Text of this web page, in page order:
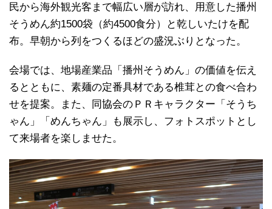
民から海外観光客まで幅広い層が訪れ、用意した播州
そうめん約1500袋（約4500食分）と乾しいたけを配
布。早朝から列をつくるほどの盛況ぶりとなった。
会場では、地場産業品「播州そうめん」の価値を伝え
るとともに、素麺の定番具材である椎茸との食べ合わ
せを提案。また、同協会のＰＲキャラクター「そうち
ゃん」「めんちゃん」も展示し、フォトスポットとし
て来場者を楽しませた。